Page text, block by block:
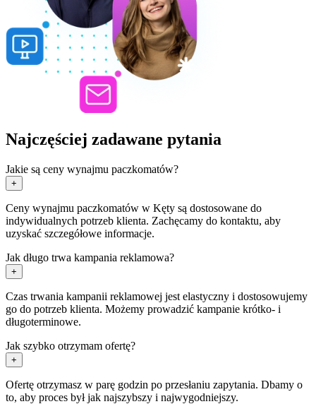
Najczęściej zadawane pytania
Jakie są ceny wynajmu paczkomatów?
+
Ceny wynajmu paczkomatów w Kęty są dostosowane do
indywidualnych potrzeb klienta. Zachęcamy do kontaktu, aby
uzyskać szczegółowe informacje.
Jak długo trwa kampania reklamowa?
+
Czas trwania kampanii reklamowej jest elastyczny i dostosowujemy
go do potrzeb klienta. Możemy prowadzić kampanie krótko- i
długoterminowe.
Jak szybko otrzymam ofertę?
+
Ofertę otrzymasz w parę godzin po przesłaniu zapytania. Dbamy o
to, aby proces był jak najszybszy i najwygodniejszy.